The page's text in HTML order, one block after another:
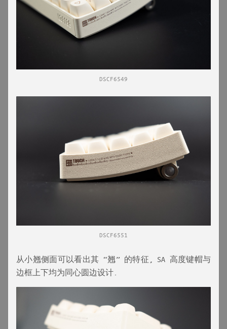
DSCF6549
DSCF6551
从小翘侧面可以看出其 “翘” 的特征, SA 高度键帽与
边框上下均为同心圆边设计.